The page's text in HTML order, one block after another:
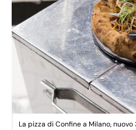
La pizza di Confine a Milano, nuovo